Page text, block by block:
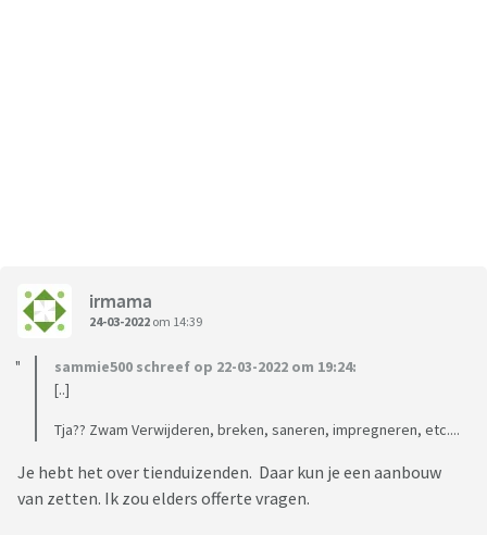
irmama
24-03-2022 om 14:39
sammie500 schreef op 22-03-2022 om 19:24:
[..]
Tja?? Zwam Verwijderen, breken, saneren, impregneren, etc....
Je hebt het over tienduizenden. Daar kun je een aanbouw
van zetten. Ik zou elders offerte vragen.